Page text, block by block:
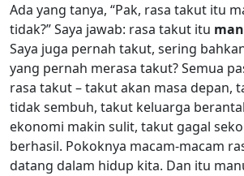
Ada yang tanya, “Pak, rasa takut itu
tidak?” Saya jawab: rasa takut itu
Saya juga pernah takut, sering
yang pernah merasa takut? Semua
rasa takut – takut akan masa depan,
tidak sembuh, takut keluarga
ekonomi makin sulit, takut gagal
berhasil. Pokoknya macam-macam
datang dalam hidup kita. Dan itu